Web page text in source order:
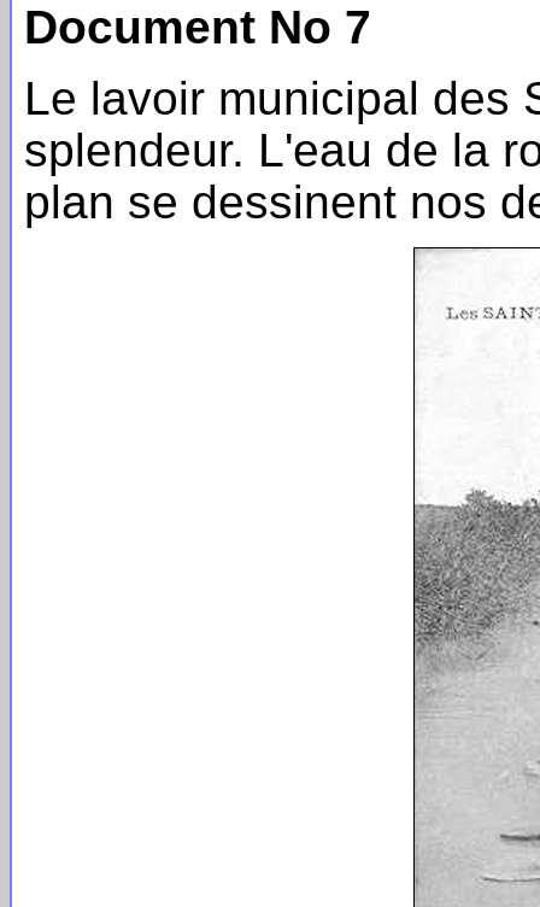
Document No 7
Le lavoir municipal des
splendeur. L'eau de la
plan se dessinent nos